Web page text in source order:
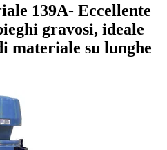
139A- Eccellente
gravosi, ideale
materiale su lunghe